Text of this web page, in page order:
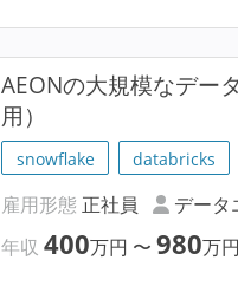
AEONの大規模なデー
用）
snowflake databricks
雇用形態 正社員 データ
年収400万円 〜980万円